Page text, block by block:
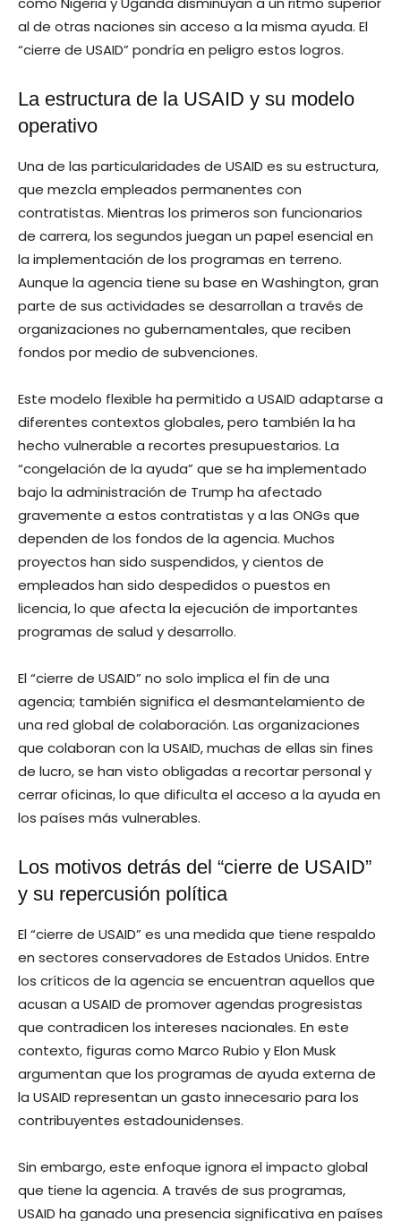
al de otras naciones sin acceso a la misma ayuda. El
“cierre de USAID” pondría en peligro estos logros.
La estructura de la USAID y su modelo
operativo
Una de las particularidades de USAID es su estructura,
que mezcla empleados permanentes con
contratistas. Mientras los primeros son funcionarios
de carrera, los segundos juegan un papel esencial en
la implementación de los programas en terreno.
Aunque la agencia tiene su base en Washington, gran
parte de sus actividades se desarrollan a través de
organizaciones no gubernamentales, que reciben
fondos por medio de subvenciones.
Este modelo flexible ha permitido a USAID adaptarse a
diferentes contextos globales, pero también la ha
hecho vulnerable a recortes presupuestarios. La
“congelación de la ayuda” que se ha implementado
bajo la administración de Trump ha afectado
gravemente a estos contratistas y a las ONGs que
dependen de los fondos de la agencia. Muchos
proyectos han sido suspendidos, y cientos de
empleados han sido despedidos o puestos en
licencia, lo que afecta la ejecución de importantes
programas de salud y desarrollo.
El “cierre de USAID” no solo implica el fin de una
agencia; también significa el desmantelamiento de
una red global de colaboración. Las organizaciones
que colaboran con la USAID, muchas de ellas sin fines
de lucro, se han visto obligadas a recortar personal y
cerrar oficinas, lo que dificulta el acceso a la ayuda en
los países más vulnerables.
Los motivos detrás del “cierre de USAID”
y su repercusión política
El “cierre de USAID” es una medida que tiene respaldo
en sectores conservadores de Estados Unidos. Entre
los críticos de la agencia se encuentran aquellos que
acusan a USAID de promover agendas progresistas
que contradicen los intereses nacionales. En este
contexto, figuras como Marco Rubio y Elon Musk
argumentan que los programas de ayuda externa de
la USAID representan un gasto innecesario para los
contribuyentes estadounidenses.
Sin embargo, este enfoque ignora el impacto global
que tiene la agencia. A través de sus programas,
USAID ha ganado una presencia significativa en países